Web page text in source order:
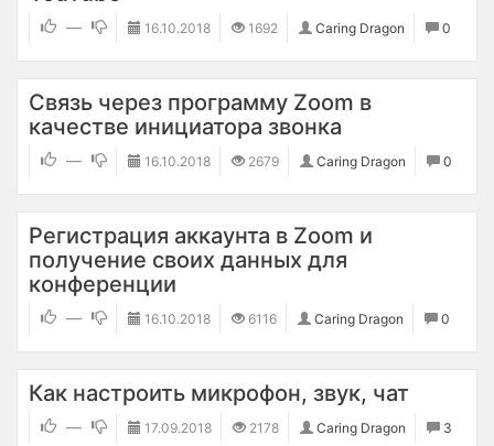
— 16.10.2018 1692 Caring Dragon 0
Связь через программу Zoom в
качестве инициатора звонка
— 16.10.2018 2679 Caring Dragon 0
Регистрация аккаунта в Zoom и
получение своих данных для
конференции
— 16.10.2018 6116 Caring Dragon 0
Как настроить микрофон, звук, чат
— 17.09.2018 2178 Caring Dragon 3